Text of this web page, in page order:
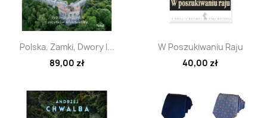
Szybki podgląd
Polska. Zamki, Dwory I...
89,00 zł
Szybki podgląd
W Poszukiwaniu Raju
40,00 zł